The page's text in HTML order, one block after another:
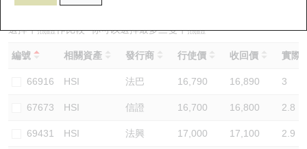
選擇牛熊證作比較 *你可以選擇最多三隻牛熊證
編號 相關資產 發行商 行使價 收回價 實際
66916 HSI 法巴 16,790 16,890 3
67673 HSI 信證 16,700 16,800 2.8
69431 HSI 法興 17,000 17,100 2.9
認股證分析儀
認股證速算機
認股證/牛熊證日誌
新發行瑞銀牛熊證
已收回牛熊證剩餘價值
牛熊證到期結算價查詢
街貨統計
三十大平均引伸波幅
科指成份股
相關資產沽空
中資ETFs溢價比較
牛熊證投資者教育
認股證牛熊證常問問題